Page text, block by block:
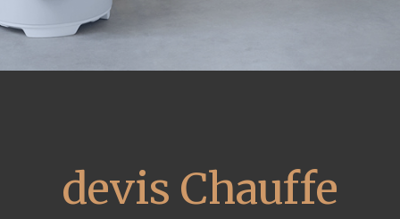
devis Chauffe